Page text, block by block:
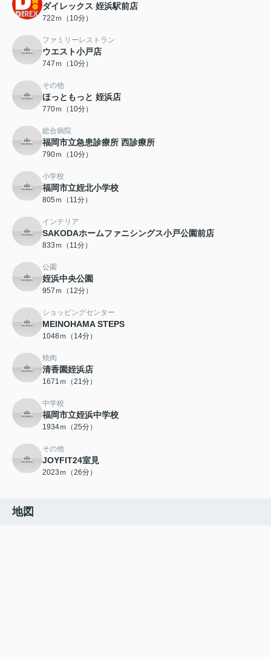
ダイレックス 姪浜駅前店
722ｍ（10分）
ファミリーレストラン
ウエスト小戸店
747ｍ（10分）
その他
ほっともっと 姪浜店
770ｍ（10分）
総合病院
福岡市立急患診療所 西診療所
790ｍ（10分）
小学校
福岡市立姪北小学校
805ｍ（11分）
インテリア
SAKODAホームファニシングス小戸公園前店
833ｍ（11分）
公園
姪浜中央公園
957ｍ（12分）
ショッピングセンター
MEINOHAMA STEPS
1048ｍ（14分）
焼肉
清香園姪浜店
1671ｍ（21分）
中学校
福岡市立姪浜中学校
1934ｍ（25分）
その他
JOYFIT24室見
2023ｍ（26分）
地図